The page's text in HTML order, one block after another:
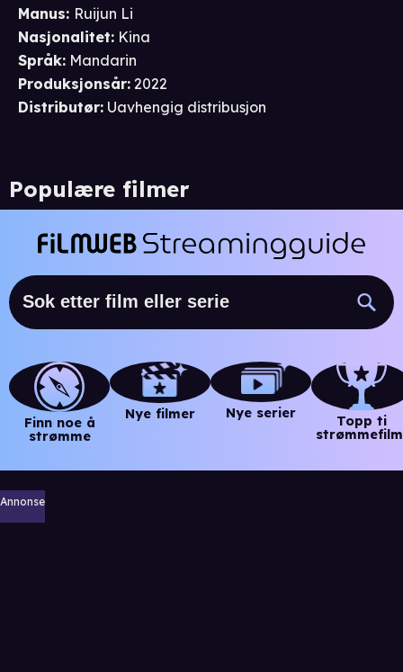
Manus: Ruijun Li
Nasjonalitet: Kina
Språk: Mandarin
Produksjonsår: 2022
Distributør: Uavhengig distribusjon
Populære filmer
Finn noe å
strømme
Nye filmer Nye serier
Topp ti
Annonse